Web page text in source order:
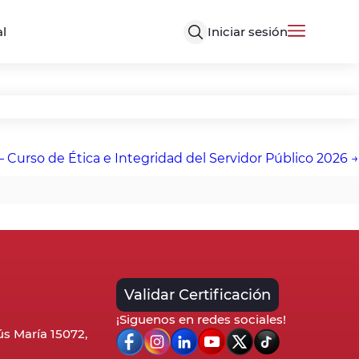
Iniciar sesión
Curso de Ética e Integridad del Servidor Público 2026
María 15072,
Validar Certificación
¡Siguenos en redes sociales!